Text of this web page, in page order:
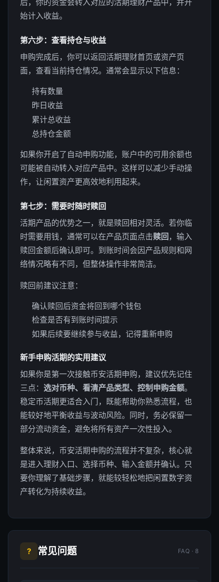
后，你的资金会转入对应的活期理财产品中，并开
始计入收益。
第六步：查看持仓与收益
申购完成后，你可以返回活期理财首页或资产页
面，查看当前持仓情况。通常会显示以下信息：
持有数量
昨日收益
累计总收益
总持仓金额
如果你开启了自动申购功能，账户中的可用余额也
可能被自动转入对应产品中。这样可以减少手动操
作，让闲置资产更高效地利用起来。
第七步：需要时随时赎回
活期产品的优势之一，就是赎回相对灵活。若你临
时需要用钱，通常可以在产品页面点击赎回 ，输入
赎回金额后确认即可。到账时间会因产品规则和网
络情况略有不同，但整体操作非常简洁。
赎回前建议注意：
确认赎回后资金将回到哪个钱包
检查是否有到账时间提示
如果后续要继续参与收益，记得重新申购
新手申购活期的实用建议
如果你是第一次接触币安活期申购，建议优先记住
三点： 选对币种、看清产品类型、控制申购金额。
稳定币活期更适合入门，既能帮助你熟悉流程，也
能较好地平衡收益与波动风险。同时，务必保留一
部分流动资金，避免将所有资产一次性投入。
整体来说，币安活期申购的流程并不复杂，核心就
是进入理财入口、选择币种、输入金额并确认。只
要你理解了基础步骤，就能较轻松地把闲置数字资
产转化为持续收益。
? 常见问题 FAQ · 8